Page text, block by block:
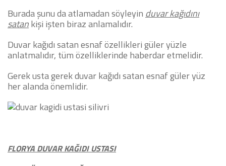
Burada şunu da atlamadan söyleyin duvar kağıdını
satankişi işten biraz anlamalıdır.
Duvar kağıdı satan esnaf özellikleri güler yüzle
anlatmalıdır, tüm özelliklerinde haberdar etmelidir.
Gerek usta gerek duvar kağıdı satan esnaf güler yüz
her alanda önemlidir.
FLORYA DUVAR KAĞIDI USTASI